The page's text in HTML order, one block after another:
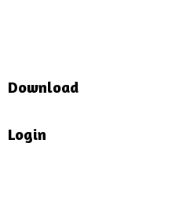
Download
Login